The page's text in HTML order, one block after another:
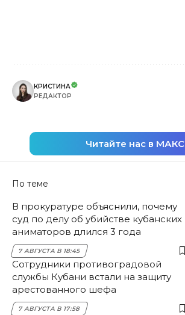
КРИСТИНА
РЕДАКТОР
Читайте нас в МАКС
По теме
В прокуратуре объяснили, почему
суд по делу об убийстве кубанских
аниматоров длился 3 года
7 АВГУСТА В 18:45
Сотрудники противоградовой
службы Кубани встали на защиту
арестованного шефа
7 АВГУСТА В 17:58